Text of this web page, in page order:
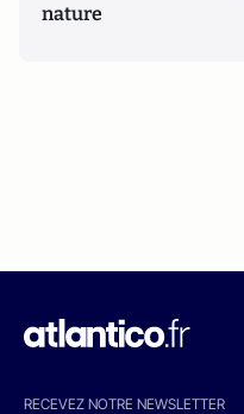
nature
RECEVEZ NOTRE NEWSLETTER